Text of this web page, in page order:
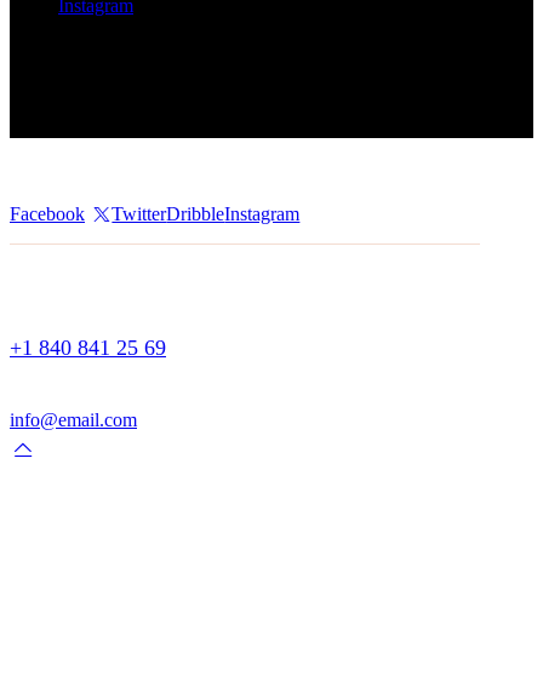
Instagram
Facebook TwitterDribbleInstagram
+1 840 841 25 69
info@email.com